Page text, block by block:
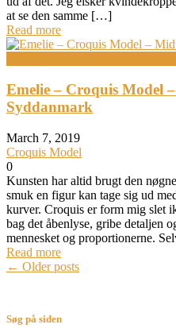
at se den samme […]
Read more
Emelie – Croquis Model
Syddanmark
March 7, 2019
Croquis Model
0
Kunsten har altid brugt den
smuk en figur kan tage sig ud
kurver. Croquis er form mig slet
bag det åbenlyse, gribe detaljen
mennesket og proportionerne.
Read more
Posts
navigation
← Older posts
Søg på siden